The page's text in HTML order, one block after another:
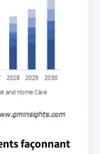
façonnant